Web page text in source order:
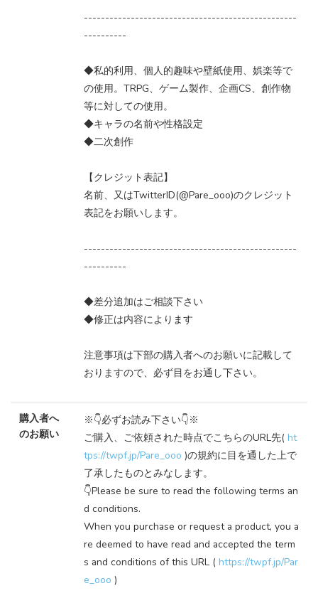
--------------------------------------------------
----------
◆私的利用、個人的趣味や壁紙使用、娯楽等で
の使用。TRPG、ゲーム製作、企画CS、創作物
等に対しての使用。
◆キャラの名前や性格設定
◆二次創作
【クレジット表記】
名前、又はTwitterID(@Pare_ooo)のクレジット
表記をお願いします。
--------------------------------------------------
----------
◆差分追加はご相談下さい
◆修正は内容によります
注意事項は下部の購入者へのお願いに記載して
おりますので、必ず目をお通し下さい。
購入者へ
のお願い
※👇必ずお読み下さい👇※
ご購入、ご依頼された時点でこちらのURL先( ht
tps://twpf.jp/Pare_ooo )の規約に目を通した上で
了承したものとみなします。
👇Please be sure to read the following terms an
d conditions.
When you purchase or request a product, you a
re deemed to have read and accepted the term
s and conditions of this URL ( https://twpf.jp/Par
e_ooo )